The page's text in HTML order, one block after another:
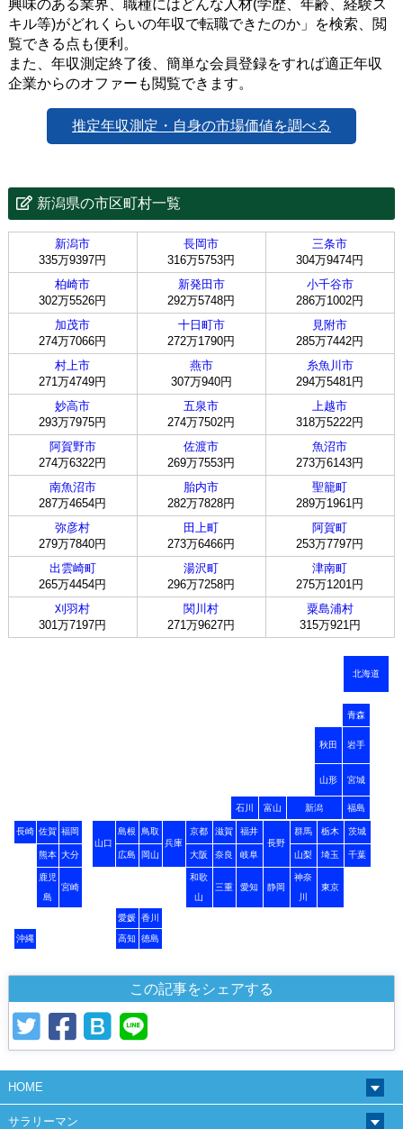
興味のある業界、職種にはどんな人材(学歴、年齢、経験ス
キル等)がどれくらいの年収で転職できたのか」を検索、閲
覧できる点も便利。
また、年収測定終了後、簡単な会員登録をすれば適正年収
企業からのオファーも閲覧できます。
推定年収測定・自身の市場価値を調べる
新潟県の市区町村一覧
新潟市
335万9397円
長岡市
316万5753円
三条市
304万9474円
柏崎市
302万5526円
新発田市
292万5748円
小千谷市
286万1002円
加茂市
274万7066円
十日町市
272万1790円
見附市
285万7442円
村上市
271万4749円
燕市
307万940円
糸魚川市
294万5481円
妙高市
293万7975円
五泉市
274万7502円
上越市
318万5222円
阿賀野市
274万6322円
佐渡市
269万7553円
魚沼市
273万6143円
南魚沼市
287万4654円
胎内市
282万7828円
聖籠町
289万1961円
弥彦村
279万7840円
田上町
273万6466円
阿賀町
253万7797円
出雲崎町
265万4454円
湯沢町
296万7258円
津南町
275万1201円
刈羽村
301万7197円
関川村
271万9627円
粟島浦村
315万921円
北海道
青森
秋田 岩手
山形 宮城
石川 富山 新潟 福島
長崎 佐賀 福岡
山口
島根
鳥取
兵庫
京都 滋賀
福井
長野
群馬 栃木 茨城
熊本 大分 広島 岡山 大阪 奈良 岐阜 山梨 埼玉 千葉
鹿児
島
宮崎
和歌
山
三重 愛知 静岡
神奈
川
東京
愛媛 香川
沖縄 高知 徳島
この記事をシェアする
HOME
サラリーマン